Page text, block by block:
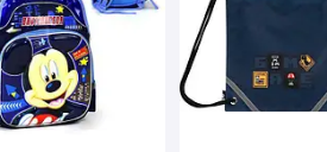
для підвішування